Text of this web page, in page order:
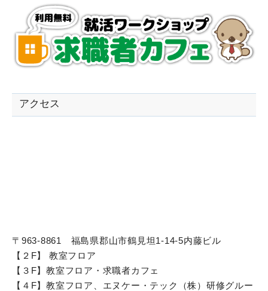
アクセス
〒963-8861 福島県郡山市鶴見坦1-14-5内藤ビル
【２F】 教室フロア
【３F】教室フロア・求職者カフェ
【４F】教室フロア、エヌケー・テック（株）研修グルー